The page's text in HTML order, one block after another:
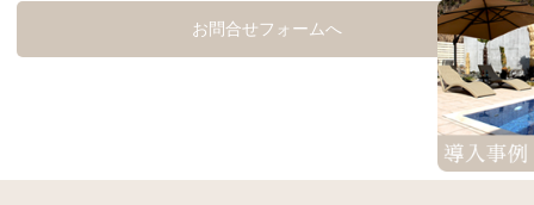
お問合せフォームへ